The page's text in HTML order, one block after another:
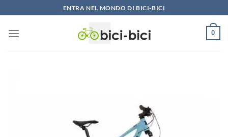
al
contenuto
ENTRA NEL MONDO DI BICI-BICI
0